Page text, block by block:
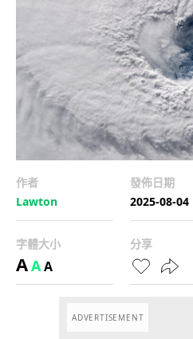
作者
Lawton
發佈日期
2025-08-04
字體大小
AAA
分享
ADVERTISEMENT